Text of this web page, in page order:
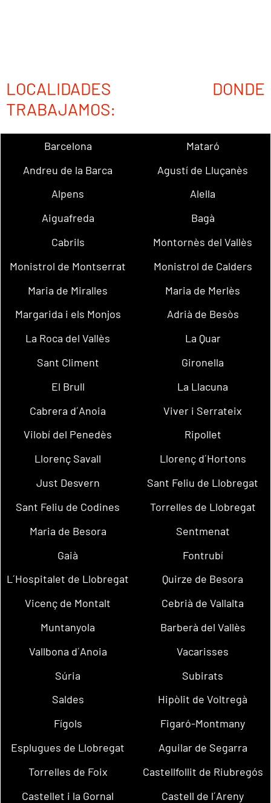
LOCALIDADES DONDE
TRABAJAMOS:
Barcelona
Mataró
Andreu de la Barca
Agustí de Lluçanès
Alpens
Alella
Aiguafreda
Bagà
Cabrils
Montornès del Vallès
Monistrol de Montserrat
Monistrol de Calders
Maria de Miralles
Maria de Merlès
Margarida i els Monjos
Adrià de Besòs
La Roca del Vallès
La Quar
Sant Climent
Gironella
El Brull
La Llacuna
Cabrera d´Anoia
Viver i Serrateix
Vilobí del Penedès
Ripollet
Llorenç Savall
Llorenç d´Hortons
Just Desvern
Sant Feliu de Llobregat
Sant Feliu de Codines
Torrelles de Llobregat
Maria de Besora
Sentmenat
Gaià
Fontrubí
L´Hospitalet de Llobregat
Quirze de Besora
Vicenç de Montalt
Cebrià de Vallalta
Muntanyola
Barberà del Vallès
Vallbona d´Anoia
Vacarisses
Súria
Subirats
Saldes
Hipòlit de Voltregà
Fígols
Figaró-Montmany
Esplugues de Llobregat
Aguilar de Segarra
Torrelles de Foix
Castellfollit de Riubregós
Castellet i la Gornal
Castell de l´Areny